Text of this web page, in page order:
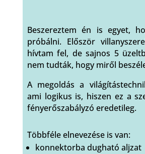
Beszereztem én is egyet,
próbálni. Először
hívtam fel, de sajnos 5
nem tudták, hogy miről
A megoldás a
ami logikus is, hiszen ez a
fényerőszabályzó eredetileg.
Többféle elnevezése is van:
konnektorba dugható aljzat